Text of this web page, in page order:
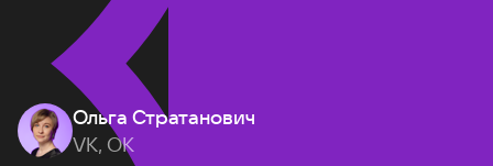
Ольга Стратанович
VK, ОК